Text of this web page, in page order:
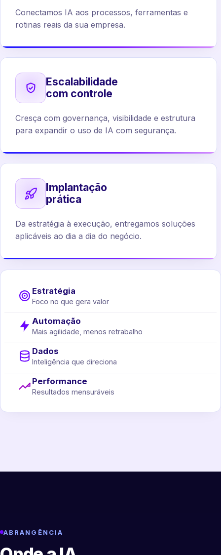
Conectamos IA aos processos, ferramentas e
rotinas reais da sua empresa.
Escalabilidade
com controle
Cresça com governança, visibilidade e estrutura
para expandir o uso de IA com segurança.
Implantação
prática
Da estratégia à execução, entregamos soluções
aplicáveis ao dia a dia do negócio.
Estratégia
Foco no que gera valor
Automação
Mais agilidade, menos retrabalho
Dados
Inteligência que direciona
Performance
Resultados mensuráveis
ABRANGÊNCIA